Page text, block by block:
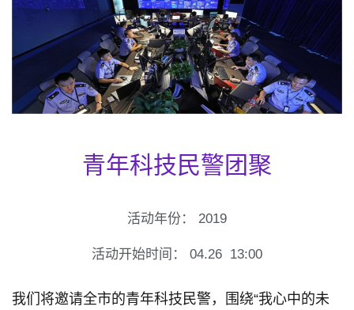
青年科技民警团聚
活动年份： 2019
活动开始时间： 04.26 13:00
我们将邀请全市的青年科技民警，围绕“我心中的未